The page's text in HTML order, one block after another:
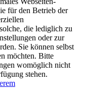
für den Betrieb der
die lediglich zu
oder zur
Sie können selbst
möchten. Bitte
womöglich nicht
stehen.